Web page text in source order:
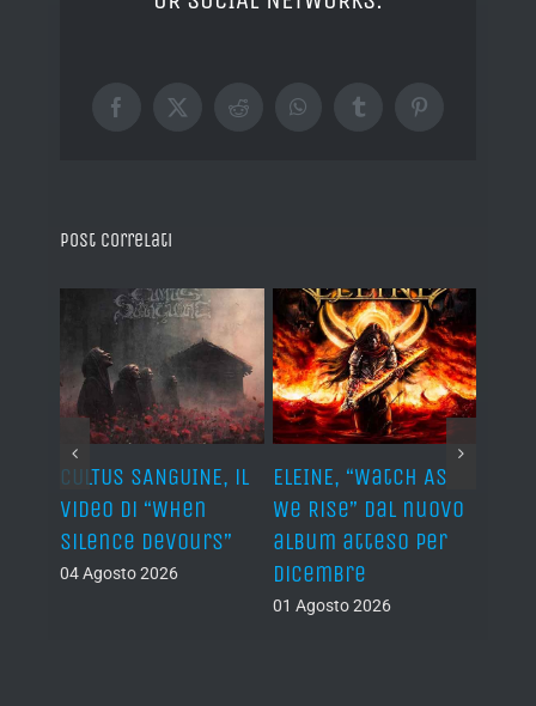
Facebook
X RedditWhatsAppTumblrPinterest
Post correlati
CULTUS SANGUINE, il
video di “When
Silence Devours”
04 Agosto 2026
ELEINE, “Watch As
We Rise” dal nuovo
album atteso per
dicembre
01 Agosto 2026